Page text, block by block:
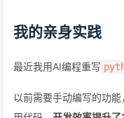
我的亲身实践
最近我用AI编程重写
以前需要手动编写的功